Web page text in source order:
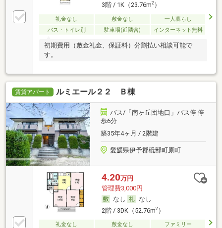
3階 / 1K（23.76m2）
礼金なし 敷金なし
一人暮らし
バス・トイレ別
駐車場(近隣含) インターネット無料
初期費用（敷金礼金、保証料）分割払い相談可能で
す。
賃貸アパート ルミエール２２ Ｂ棟
バス/「南ヶ丘団地口」バス停 停
歩6分
築35年4ヶ月 / 2階建
愛媛県伊予郡砥部町原町
4.20万円
管理費3,000円
なし
なし
2階 / 3DK（52.76m2）
礼金なし 敷金なし
ファミリー